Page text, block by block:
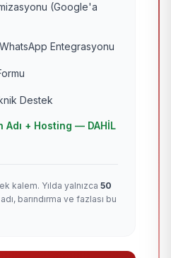
(Google'a
Entegrasyonu
Destek
Adı + Hosting — DAHİL
kalem. Yılda yalnızca 50
barındırma ve fazlası bu